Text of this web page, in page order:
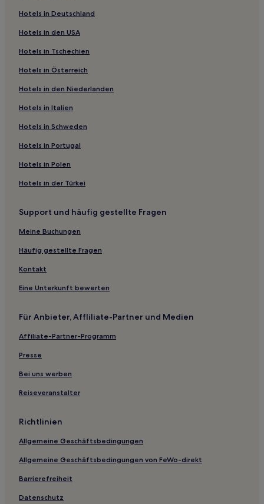
Hotels nahe Melissani-See
Lepeda Hotels
Karavados Hotels
Hotels nahe Kloster Kipoureon
Kefalonia Hotels
Menegata Hotels
Dhrakata Hotels
Kalata Hotels
Hotels nahe Korgialenio Historisches und Volkskundemuseum
Kaligáta Hotels
Hotels nahe Strand Platia Ammos
Hotels nahe Lepeda Beach
Regionalbezirk Kefallonia: Hotels
Hotels nahe Strand von Lagadakia
Hotels nahe Lygia Strand
Hotels nahe Hafen von Lixouri
Hotels nahe Strand Megas Lakkos
Hotels nahe Lygia Strand
Hotels nahe Vatsa Strand
Farakláta Hotels
Hotels nahe Cephalonia Botanica
Favatata Hotels
Hotels nahe Leuchtturm Agios Theodoron
Kontogouráta Hotels
Hotels in Deutschland
Hotels in den USA
Hotels in Tschechien
Hotels in Österreich
Hotels in den Niederlanden
Hotels in Italien
Hotels in Schweden
Hotels in Portugal
Hotels in Polen
Hotels in der Türkei
Support und häufig gestellte Fragen
Meine Buchungen
Häufig gestellte Fragen
Kontakt
Eine Unterkunft bewerten
Für Anbieter, Affliliate-Partner und Medien
Affiliate-Partner-Programm
Presse
Bei uns werben
Reiseveranstalter
Richtlinien
Allgemeine Geschäftsbedingungen
Allgemeine Geschäftsbedingungen von FeWo-direkt
Barrierefreiheit
Datenschutz